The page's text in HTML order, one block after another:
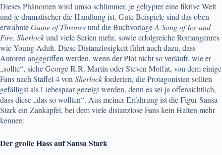
Dieses Phänomen wird umso schlimmer, je gehypter eine fiktive Welt
und je dramatischer die Handlung ist. Gute Beispiele sind das oben
erwähnteGame of Thronesund die BuchvorlageA Song of Ice and
Fire, Sherlockund viele Serien mehr, sowie erfolgreiche Romangenres
wie Young Adult. Diese Distanzlosigkeit führt auch dazu, dass
Autoren angegriffen werden, wenn der Plot nicht so verläuft, wie er
„sollte“, siehe George R.R. Martin oder Steven Moffat, von dem einige
Fans nach Staffel 4 von Sherlockforderten, die Protagonisten sollten
gefälligst als Liebespaar gezeigt werden, denn es sei ja offensichtlich,
dass diese „das so wollten“. Aus meiner Erfahrung ist die Figur Sansa
Stark ein Zankapfel, bei dem viele distanzlose Fans kein Halten mehr
kennen:
Der große Hass auf Sansa Stark